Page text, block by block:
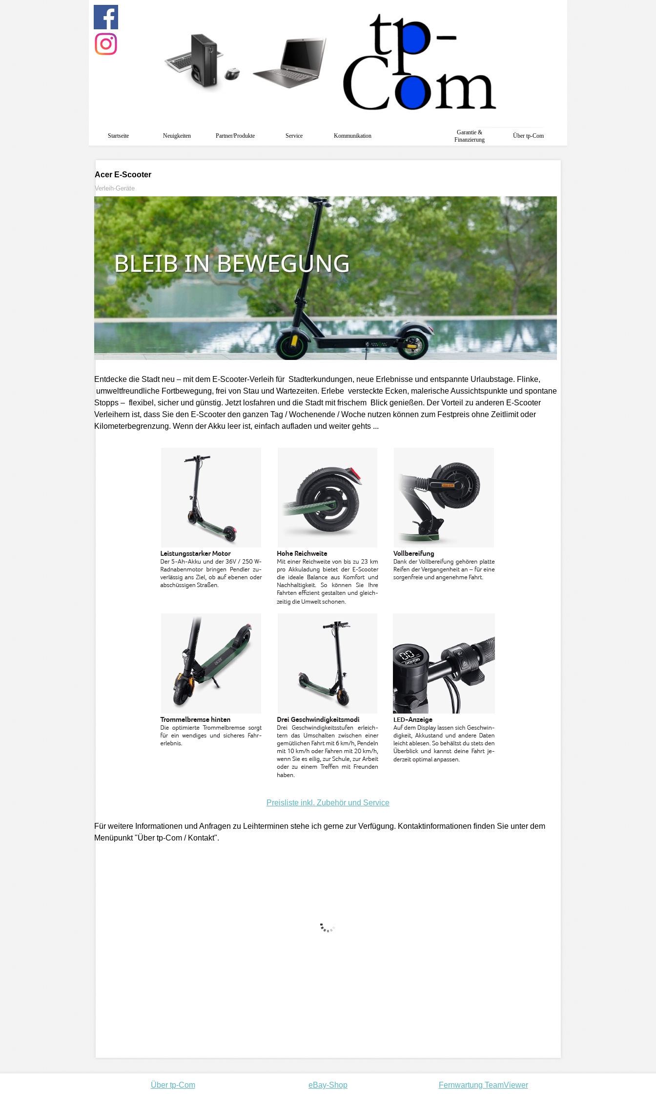
Startseite Neuigkeiten Partner/Produkte Service Kommunikation
Garantie &
Finanzierung
Über tp-Com
Acer E-Scooter
Verleih-Geräte
Entdecke die Stadt neu – mit dem E-Scooter-Verleih für Stadterkundungen, neue Erlebnisse und entspannte Urlaubstage. Flinke,
umweltfreundliche Fortbewegung, frei von Stau und Wartezeiten. Erlebe versteckte Ecken, malerische Aussichtspunkte und spontane
Stopps – flexibel, sicher und günstig. Jetzt losfahren und die Stadt mit frischem Blick genießen. Der Vorteil zu anderen E-Scooter
Verleihern ist, dass Sie den E-Scooter den ganzen Tag / Wochenende / Woche nutzen können zum Festpreis ohne Zeitlimit oder
Kilometerbegrenzung. Wenn der Akku leer ist, einfach aufladen und weiter gehts ...
Preisliste inkl. Zubehör und Service
Für weitere Informationen und Anfragen zu Leihterminen stehe ich gerne zur Verfügung. Kontaktinformationen finden Sie unter dem
Menüpunkt "Über tp-Com / Kontakt".
Über tp-Com eBay-Shop Fernwartung TeamViewer